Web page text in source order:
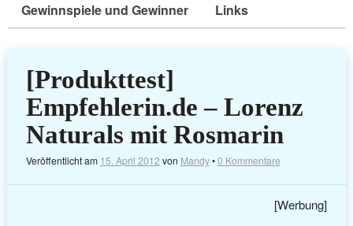
Gewinnspiele und Gewinner
Links
[Produkttest]
Empfehlerin.de – Lorenz
Naturals mit Rosmarin
Veröffentlicht am 15. April 2012 von Mandy•0 Kommentare
[Werbung]